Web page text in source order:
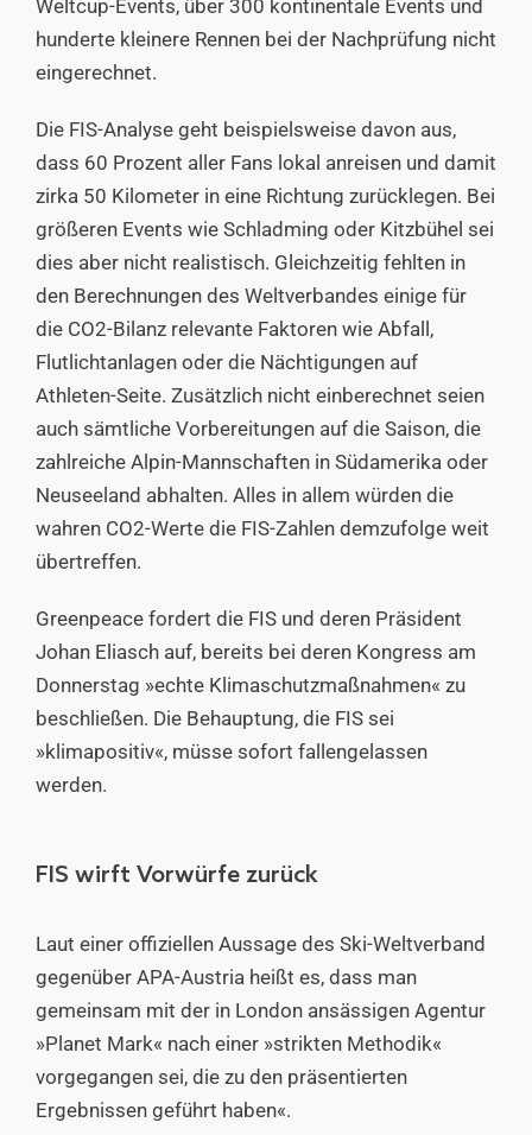
Weltcup-Events, über 300 kontinentale Events und
hunderte kleinere Rennen bei der Nachprüfung nicht
eingerechnet.
Die FIS-Analyse geht beispielsweise davon aus,
dass 60 Prozent aller Fans lokal anreisen und damit
zirka 50 Kilometer in eine Richtung zurücklegen. Bei
größeren Events wie Schladming oder Kitzbühel sei
dies aber nicht realistisch. Gleichzeitig fehlten in
den Berechnungen des Weltverbandes einige für
die CO2-Bilanz relevante Faktoren wie Abfall,
Flutlichtanlagen oder die Nächtigungen auf
Athleten-Seite. Zusätzlich nicht einberechnet seien
auch sämtliche Vorbereitungen auf die Saison, die
zahlreiche Alpin-Mannschaften in Südamerika oder
Neuseeland abhalten. Alles in allem würden die
wahren CO2-Werte die FIS-Zahlen demzufolge weit
übertreffen.
Greenpeace fordert die FIS und deren Präsident
Johan Eliasch auf, bereits bei deren Kongress am
Donnerstag »echte Klimaschutzmaßnahmen« zu
beschließen. Die Behauptung, die FIS sei
»klimapositiv«, müsse sofort fallengelassen
werden.
FIS wirft Vorwürfe zurück
Laut einer offiziellen Aussage des Ski-Weltverband
gegenüber APA-Austria heißt es, dass man
gemeinsam mit der in London ansässigen Agentur
»Planet Mark« nach einer »strikten Methodik«
vorgegangen sei, die zu den präsentierten
Ergebnissen geführt haben«.